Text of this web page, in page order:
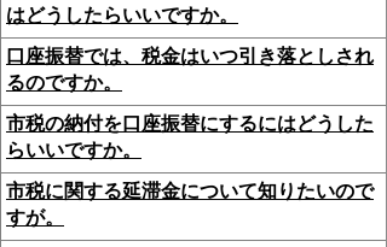
はどうしたらいいですか。
口座振替では、税金はいつ引き落としされ
るのですか。
市税の納付を口座振替にするにはどうした
らいいですか。
市税に関する延滞金について知りたいので
すが。